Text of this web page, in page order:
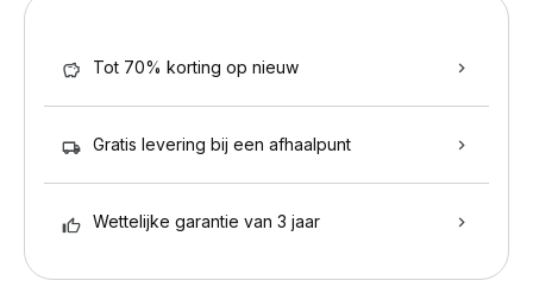
Tot 70% korting op nieuw
Gratis levering bij een afhaalpunt
Wettelijke garantie van 3 jaar